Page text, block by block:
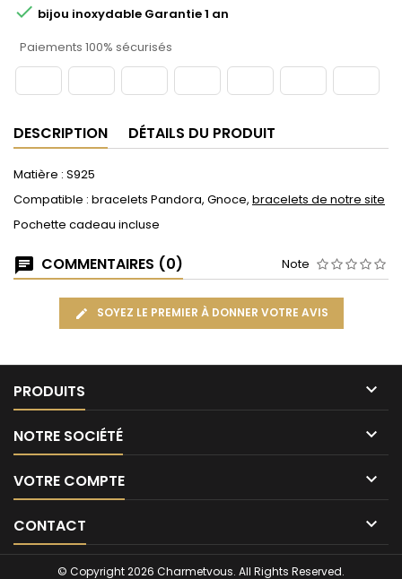
 bijou inoxydable Garantie 1 an
Paiements 100% sécurisés
DESCRIPTION DÉTAILS DU PRODUIT
Matière : S925
Compatible : bracelets Pandora, Gnoce, bracelets de notre site
Pochette cadeau incluse
COMMENTAIRES (0) Note
SOYEZ LE PREMIER À DONNER VOTRE AVIS
PRODUITS 
NOTRE SOCIÉTÉ 
VOTRE COMPTE 
CONTACT 
© Copyright 2026 Charmetvous. All Rights Reserved.